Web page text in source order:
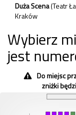
Duża Scena(Teatr
Kraków
Wybierz
jest
Do miejsc
zniżki